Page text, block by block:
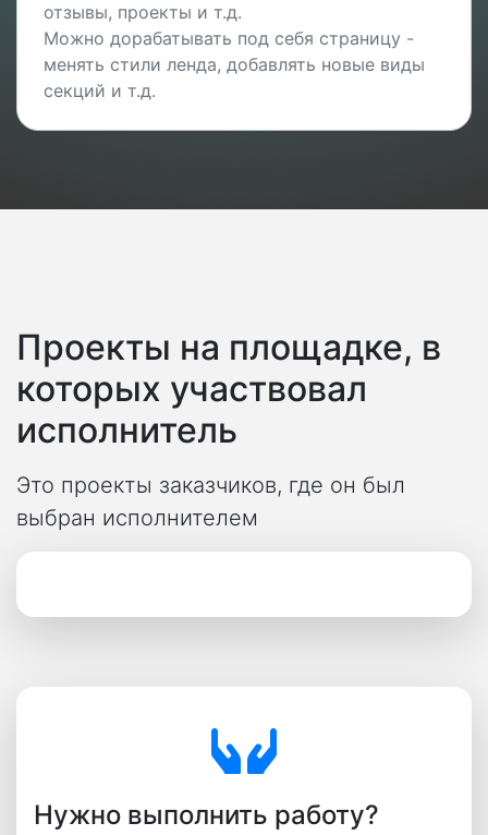
отзывы, проекты и т.д.
Можно дорабатывать под себя страницу -
менять стили ленда, добавлять новые виды
секций и т.д.
Проекты на площадке, в
которых участвовал
исполнитель
Это проекты заказчиков, где он был
выбран исполнителем
Нужно выполнить работу?